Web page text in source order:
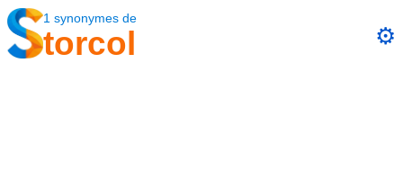
1 synonymes de
torcol ⚙️